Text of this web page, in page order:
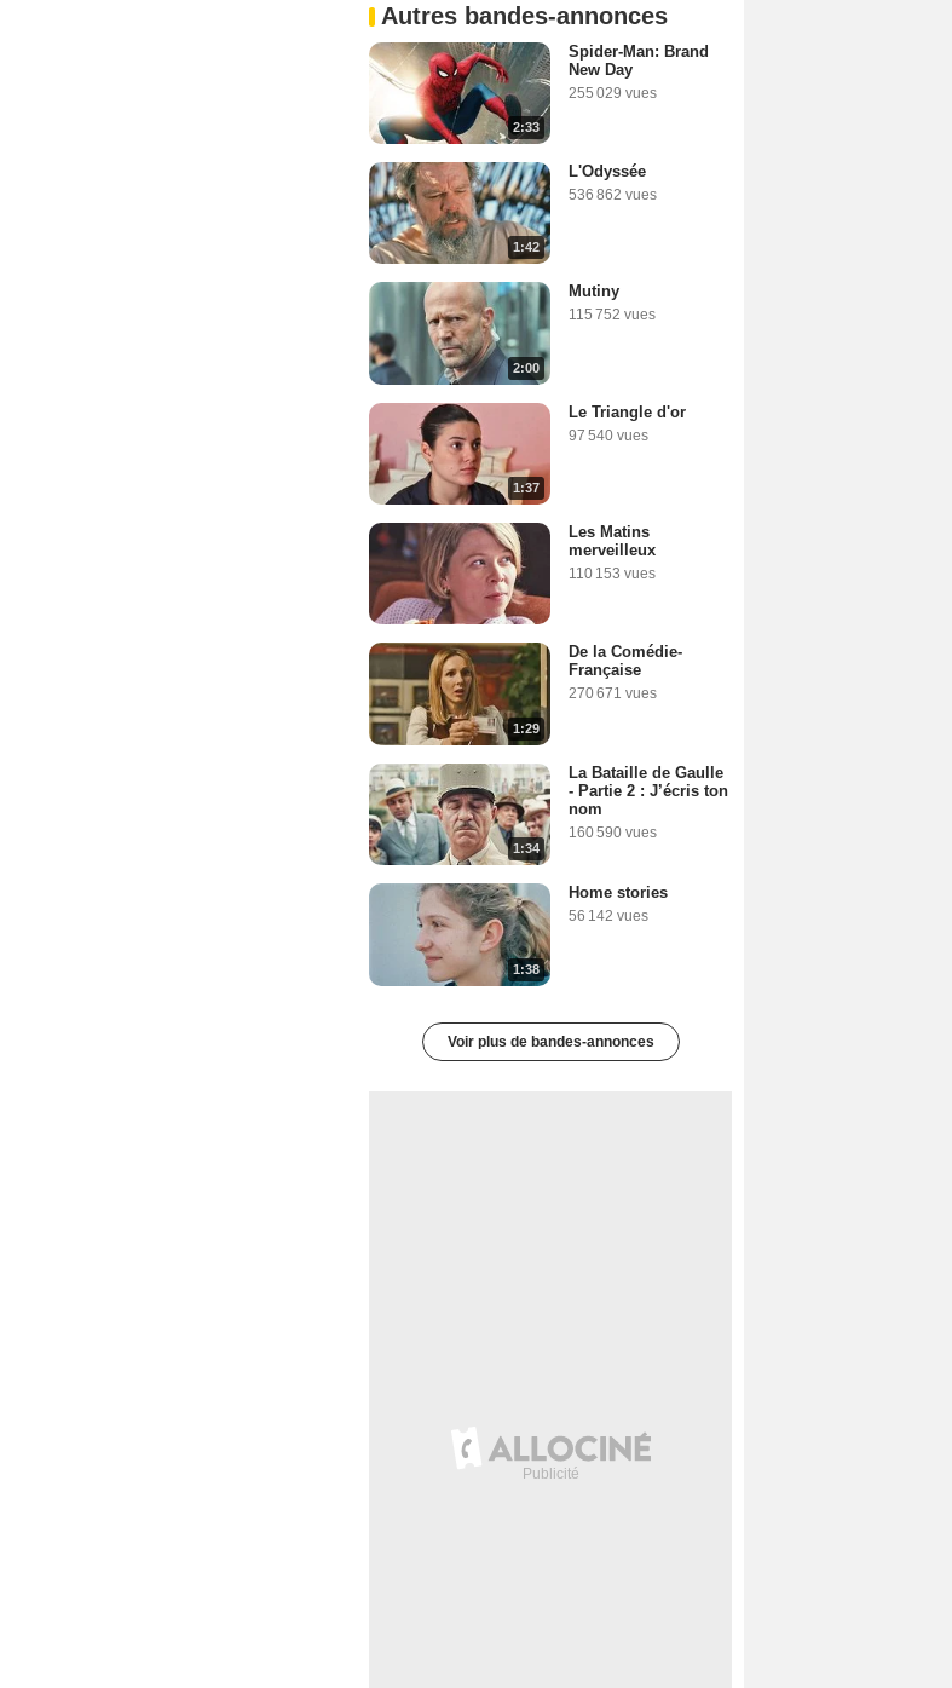
Autres bandes-annonces
2:33
Spider-Man: Brand
New Day
255 029 vues
1:42
L'Odyssée
536 862 vues
2:00
Mutiny
115 752 vues
1:37
Le Triangle d'or
97 540 vues
Les Matins
merveilleux
110 153 vues
1:29
De la Comédie-
Française
270 671 vues
1:34
La Bataille de Gaulle
- Partie 2 : J’écris ton
nom
160 590 vues
1:38
Home stories
56 142 vues
Voir plus de bandes-annonces